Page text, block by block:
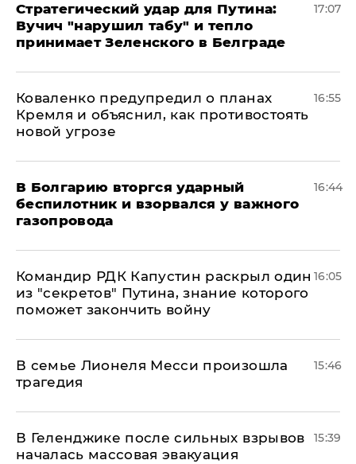
Стратегический удар для Путина:
Вучич "нарушил табу" и тепло
принимает Зеленского в Белграде
17:07
Коваленко предупредил о планах
Кремля и объяснил, как противостоять
новой угрозе
16:55
В Болгарию вторгся ударный
беспилотник и взорвался у важного
газопровода
16:44
Командир РДК Капустин раскрыл один
из "секретов" Путина, знание которого
поможет закончить войну
16:05
В семье Лионеля Месси произошла
трагедия
15:46
В Геленджике после сильных взрывов
началась массовая эвакуация
15:39